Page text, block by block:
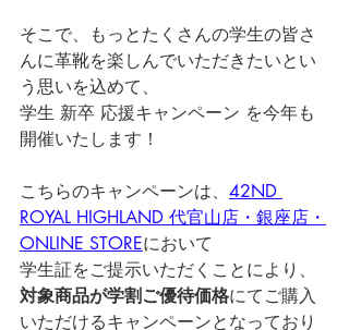
そこで、もっとたくさんの学生の皆さ
んに革靴を楽しんでいただきたいとい
う思いを込めて、
学生 新卒 応援キャンペーン を今年も
開催いたします！
こちらのキャンペーンは、 42ND
ROYAL HIGHLAND 代官山店・銀座店 ・
ONLINE STOREにおいて
学生証をご提示いただくことにより、
対象商品が学割ご優待価格にてご購入
いただけるキャンペーンとなっており